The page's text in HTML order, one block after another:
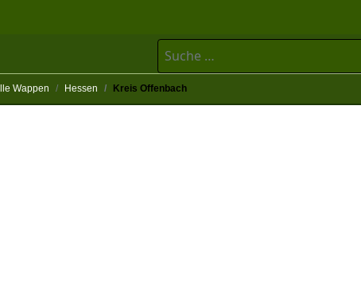
Suchen
Wappen Hessen Kreis Offenbach